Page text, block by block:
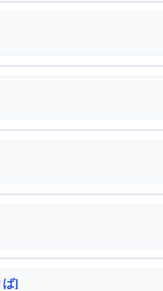
ば]